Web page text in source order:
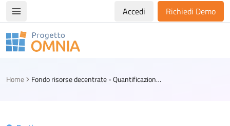
Apri/chiudi menù di navigazioneAccedi Richiedi Demo
Progetto Omnia
Home Fondo risorse decentrate - Quantificazione definitiva delle risorse del fondo incentivante